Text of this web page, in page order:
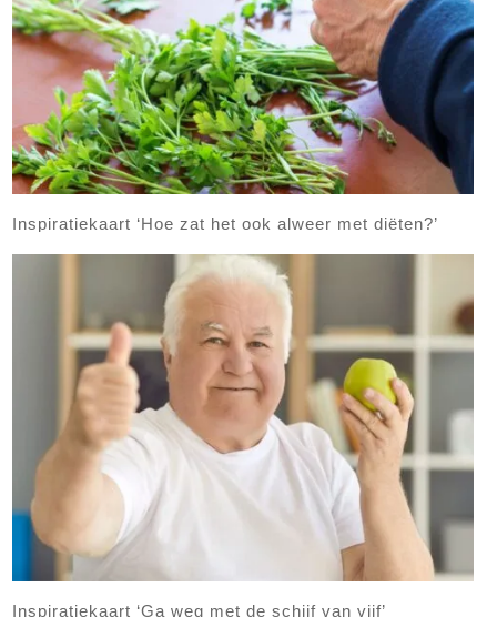
Inspiratiekaart ‘Hoe zat het ook alweer met diëten?’
Inspiratiekaart ‘Ga weg met de schijf van vijf’